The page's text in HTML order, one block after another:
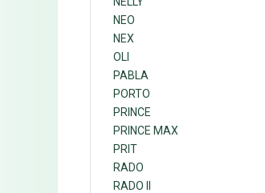
NEO
NEX
OLI
PABLA
PORTO
PRINCE
PRINCE MAX
PRIT
RADO
RADO II